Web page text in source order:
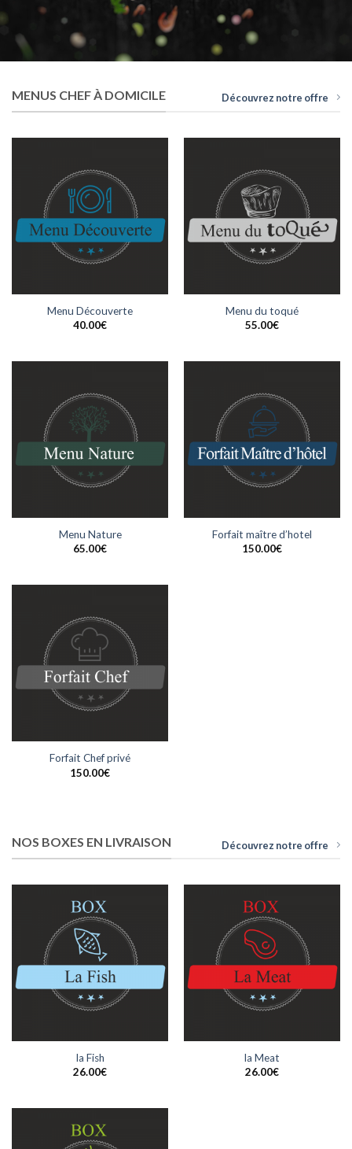
MENUS CHEF À DOMICILE Découvrez notre offre
Menu Découverte
40.00€
Menu du toqué
55.00€
Menu Nature
65.00€
Forfait maître d’hotel
150.00€
Forfait Chef privé
150.00€
NOS BOXES EN LIVRAISON Découvrez notre offre
la Fish
26.00€
la Meat
26.00€